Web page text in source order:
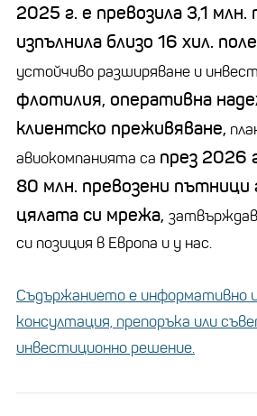
2025 г. е превозила 3,1
изпълнила близо 16 хил.
устойчиво разширяване и
флотилия, оперативна
клиентско преживяване,
авиокомпанията са през 2026
80 млн. превозени пътници
цялата си мрежа,
си позиция в Европа и у нас.
Съдържанието е информативно
консултация, препоръка или
инвестиционно решение.